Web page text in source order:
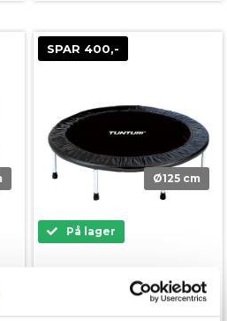
SPAR 400,-
Ø125 cm
På lager
Tunturi Funhop Trampolin -